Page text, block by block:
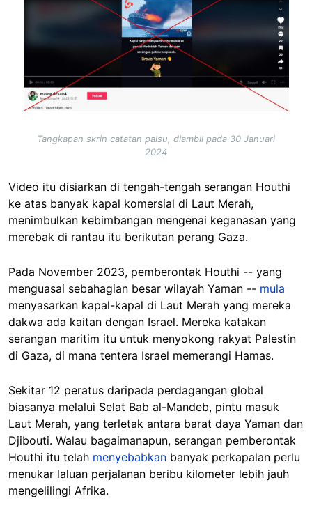
Tangkapan skrin catatan palsu, diambil pada 30 Januari
2024
Video itu disiarkan di tengah-tengah serangan Houthi
ke atas banyak kapal komersial di Laut Merah,
menimbulkan kebimbangan mengenai keganasan yang
merebak di rantau itu berikutan perang Gaza.
Pada November 2023, pemberontak Houthi -- yang
menguasai sebahagian besar wilayah Yaman -- mula
menyasarkan kapal-kapal di Laut Merah yang mereka
dakwa ada kaitan dengan Israel. Mereka katakan
serangan maritim itu untuk menyokong rakyat Palestin
di Gaza, di mana tentera Israel memerangi Hamas.
Sekitar 12 peratus daripada perdagangan global
biasanya melalui Selat Bab al-Mandeb, pintu masuk
Laut Merah, yang terletak antara barat daya Yaman dan
Djibouti. Walau bagaimanapun, serangan pemberontak
Houthi itu telah menyebabkan banyak perkapalan perlu
menukar laluan perjalanan beribu kilometer lebih jauh
mengelilingi Afrika.